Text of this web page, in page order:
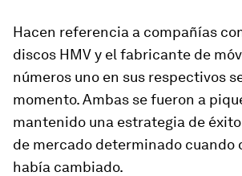
Hacen referencia a compañías
discos HMV y el fabricante de
números uno en sus respectivos
momento. Ambas se fueron a
mantenido una estrategia de
de mercado determinado cuando
había cambiado.